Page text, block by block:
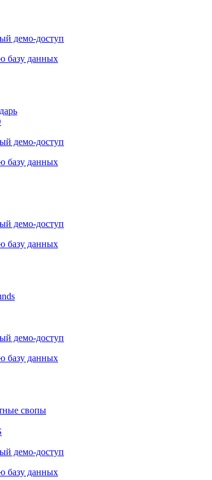
демо-доступ
базу данных
демо-доступ
базу данных
демо-доступ
базу данных
демо-доступ
базу данных
свопы
демо-доступ
базу данных